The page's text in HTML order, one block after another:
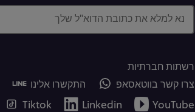
נא למלא את כתובת הדוא"ל שלך
רשתות חברתיות
צרו קשר בווטאסאפ
התקשרו אלינו
YouTube
Linkedin
Tiktok